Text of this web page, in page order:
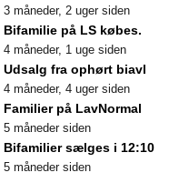
3 måneder, 2 uger siden
Bifamilie på LS købes.
4 måneder, 1 uge siden
Udsalg fra ophørt biavl
4 måneder, 4 uger siden
Familier på LavNormal
5 måneder siden
Bifamilier sælges i 12:10
5 måneder siden